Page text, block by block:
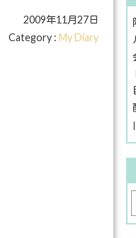
2009年11月27日
Category : My Diary